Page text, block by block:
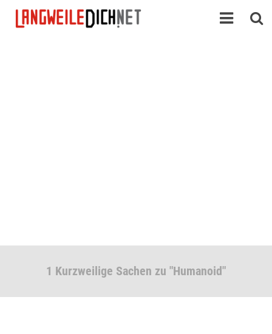
1 Kurzweilige Sachen zu "Humanoid"